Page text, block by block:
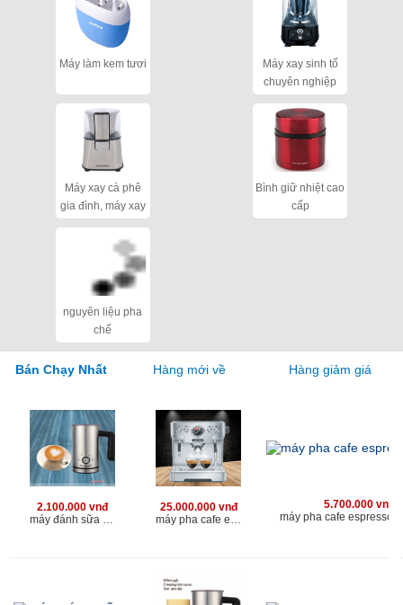
Máy làm kem tươi
Máy xay sinh tố
chuyên nghiệp
Máy xay cà phê
gia đình, máy xay
Bình giữ nhiệt cao
cấp
nguyên liệu pha
chế
Bán Chạy Nhất Hàng mới về Hàng giảm giá
2.100.000 vnđ
máy đánh sữa tạo bọt chuyên nghiệp cho quán
25.000.000 vnđ
máy pha cafe espresso chuyên nghiệp kahchan
5.700.000 vnđ
máy pha cafe espresso